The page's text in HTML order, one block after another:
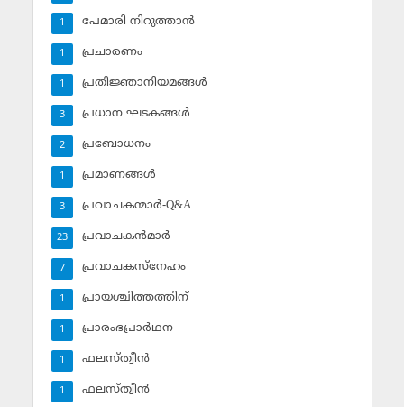
പേമാരി നിറുത്താന്‍
1
പ്രചാരണം
1
പ്രതിജ്ഞാനിയമങ്ങള്‍
1
പ്രധാന ഘടകങ്ങള്‍
3
പ്രബോധനം
2
പ്രമാണങ്ങള്‍
1
പ്രവാചകന്മാര്‍-Q&A
3
പ്രവാചകന്‍മാര്‍
23
പ്രവാചകസ്‌നേഹം
7
പ്രായശ്ചിത്തത്തിന്
1
പ്രാരംഭപ്രാര്‍ഥന
1
ഫലസ്ത്വീൻ
1
ഫലസ്ത്വീൻ
1